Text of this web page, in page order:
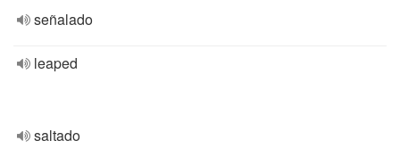
señalado
leaped
saltado